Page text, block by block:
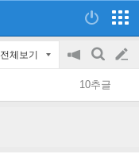
전체보기
공
지
on/off
검
색
글
쓰
10추글